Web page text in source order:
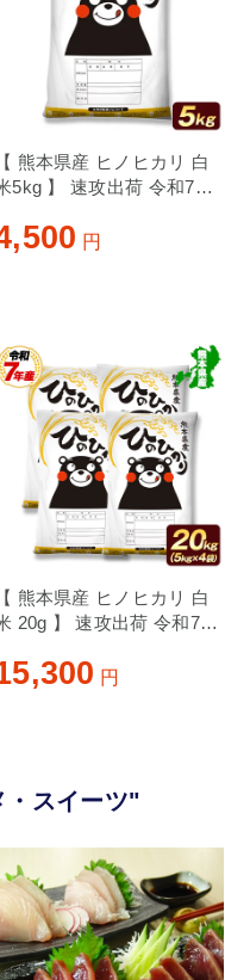
【 熊本県産 ヒノヒカリ 白
5kg 】 速攻出荷 令和7年
（土日祝除く）
円
【 熊本県産 ヒノヒカリ 白
20g 】 速攻出荷 令和7年
（土日祝除く）
円
・スイーツ"